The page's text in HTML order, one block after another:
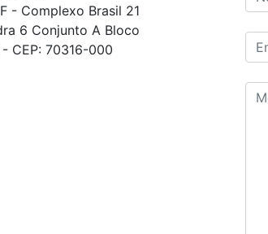
- Complexo Brasil 21
6 Conjunto A Bloco
CEP: 70316-000